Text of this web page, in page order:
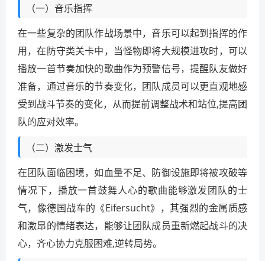
（一）音乐指挥
在一些复杂的团队作战场景中，音乐可以起到指挥的作
用，在防守类关卡中，当怪物即将大规模进攻时，可以
播放一首节奏加快的歌曲作为预警信号，提醒队友做好
准备，通过音乐的节奏变化，团队成员可以更直观地感
受到战斗节奏的变化，从而提前调整战术和站位,提高团
队的应对效率。
（二）激发士气
在团队面临困境，如血量不足、防御设施即将被攻破等
情况下，播放一首鼓舞人心的歌曲能够激发团队的士
气，像德国战车的《Eifersucht》，其强烈的金属质感
和激昂的情绪表达，能够让团队成员重新燃起战斗的决
心，齐心协力克服困难,逆转局势。